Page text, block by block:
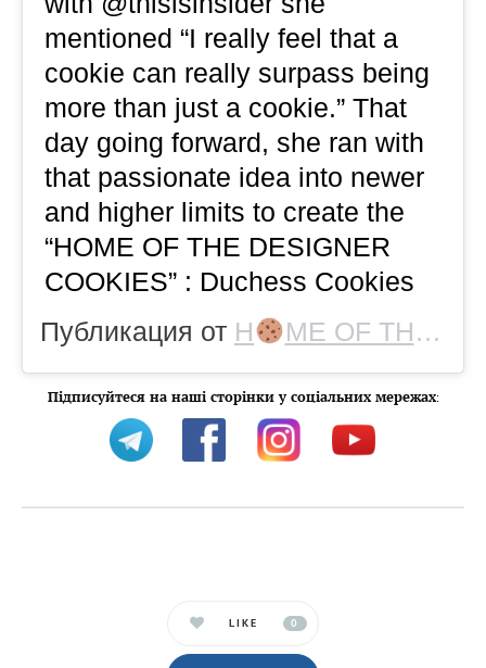
mentioned “I really feel that a
cookie can really surpass being
more than just a cookie.” That
day going forward, she ran with
that passionate idea into newer
and higher limits to create the
“HOME OF THE DESIGNER
COOKIES” : Duchess Cookies
Публикация от H ME OF THE “DESIGNER COOKIES”
Підписуйтеся на наші сторінки у соціальних мережах:
LIKE 0